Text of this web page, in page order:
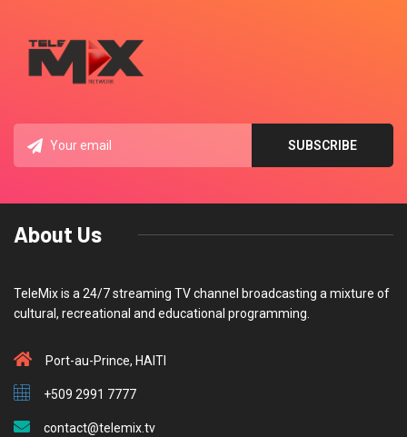
About Us
TeleMix is a 24/7 streaming TV channel broadcasting a mixture of
cultural, recreational and educational programming.
Port-au-Prince, HAITI
+509 2991 7777
contact@telemix.tv